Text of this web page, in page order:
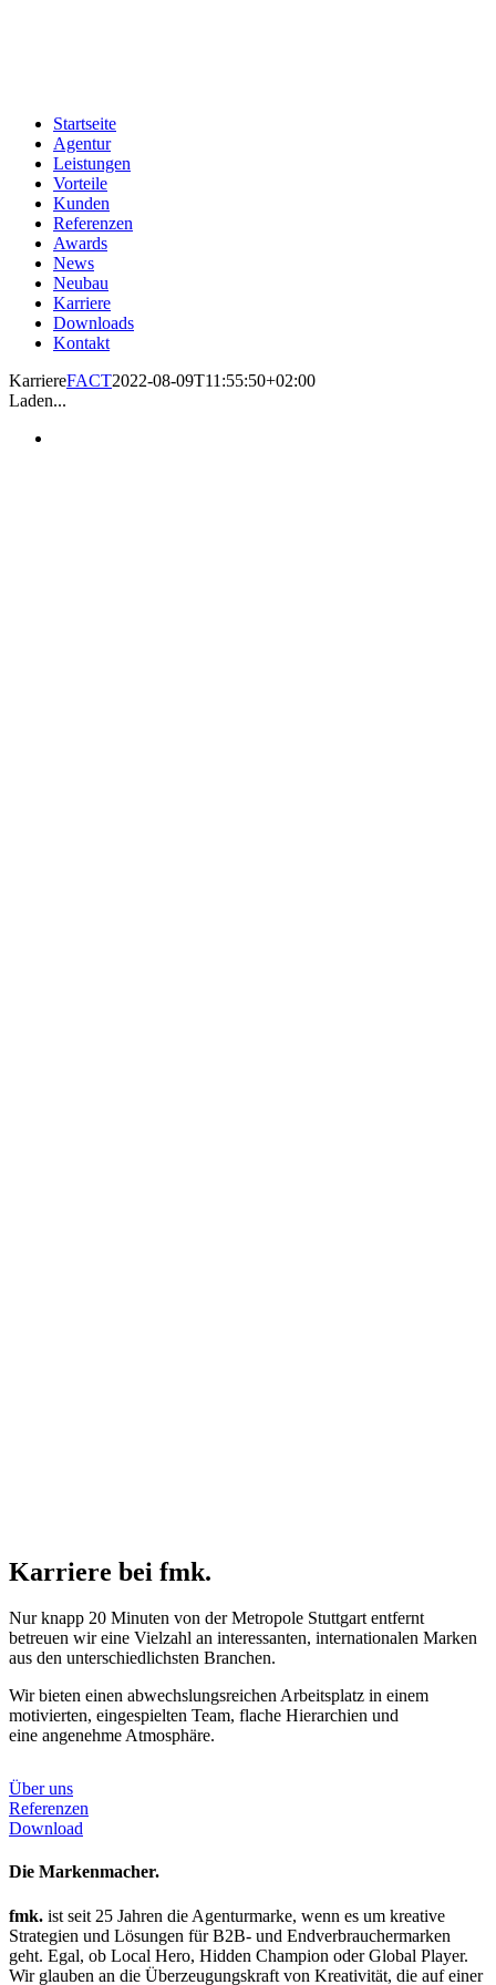
Startseite
Agentur
Leistungen
Vorteile
Kunden
Referenzen
Awards
News
Neubau
Karriere
Downloads
Kontakt
KarriereFACT2022-08-09T11:55:50+02:00
Laden...
Karriere bei fmk.
Nur knapp 20 Minuten von der Metropole Stuttgart entfernt
betreuen wir eine Vielzahl an interessanten, internationalen Marken
aus den unterschiedlichsten Branchen.
Wir bieten einen abwechslungsreichen Arbeits­platz in einem
motivierten, eingespielten Team, flache Hierarchien und
eine angenehme Atmosphäre.
Über uns
Referenzen
Download
Die Markenmacher.
fmk. ist seit 25 Jahren die Agenturmarke, wenn es um kreative
Strategien und Lösungen für B2B- und Endverbrauchermarken
geht. Egal, ob Local Hero, Hidden Champion oder Global Player.
Wir glauben an die Überzeugungskraft von Kreativität, die auf einer